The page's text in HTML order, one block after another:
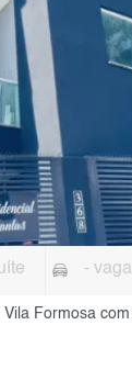
- vaga
Formosa